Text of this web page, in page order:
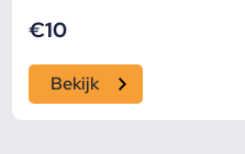
€10
Bekijk